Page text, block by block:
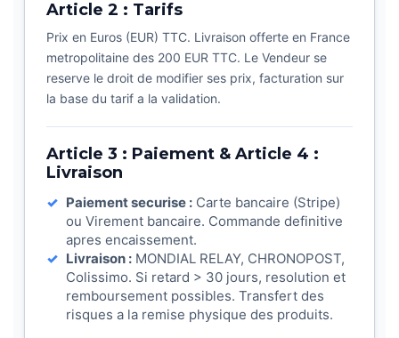
Article 2 : Tarifs
Prix en Euros (EUR) TTC. Livraison offerte en France
metropolitaine des 200 EUR TTC. Le Vendeur se
reserve le droit de modifier ses prix, facturation sur
la base du tarif a la validation.
Article 3 : Paiement & Article 4 :
Livraison
Paiement securise : Carte bancaire (Stripe)
ou Virement bancaire. Commande definitive
apres encaissement.
Livraison : MONDIAL RELAY, CHRONOPOST,
Colissimo. Si retard > 30 jours, resolution et
remboursement possibles. Transfert des
risques a la remise physique des produits.